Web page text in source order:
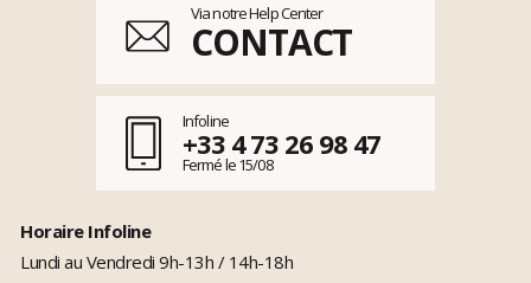
Via notre Help Center
CONTACT
Infoline
+33 4 73 26 98 47
Fermé le 15/08
Horaire Infoline
Lundi au Vendredi 9h-13h / 14h-18h